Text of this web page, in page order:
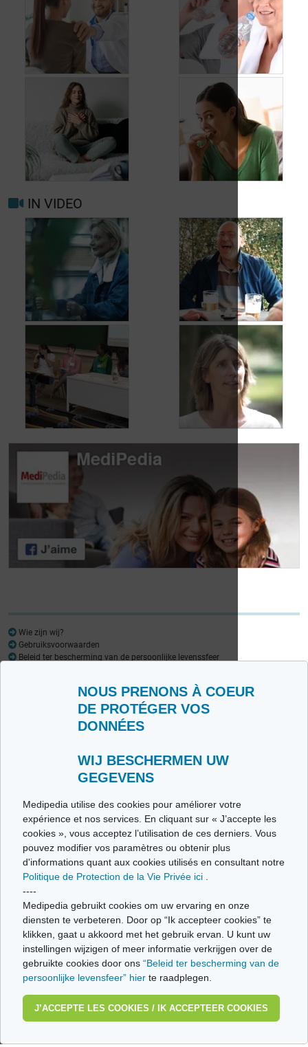
NOUS PRENONS À COEUR
DE PROTÉGER VOS
DONNÉES
WIJ BESCHERMEN UW
GEGEVENS
Medipedia utilise des cookies pour améliorer votre
expérience et nos services. En cliquant sur « J’accepte les
cookies », vous acceptez l’utilisation de ces derniers. Vous
pouvez modifier vos paramètres ou obtenir plus
d'informations quant aux cookies utilisés en consultant notre
Politique de Protection de la Vie Privée ici
----
Medipedia gebruikt cookies om uw ervaring en onze
diensten te verbeteren. Door op “Ik accepteer cookies” te
klikken, gaat u akkoord met het gebruik ervan. U kunt uw
instellingen wijzigen of meer informatie verkrijgen over de
gebruikte cookies door ons “Beleid ter bescherming van de
persoonlijke levensfeer” hier te raadplegen.
J’ACCEPTE LES COOKIES / IK ACCEPTEER COOKIES
Exocriene pancreas-
insufficiëntie
Wanneer opnieuw
uw arts raadplegen
bij migraine of
hoofdpijn?
Hoofdpijn dagelijks
voorkomen
Beter leven met
migraine in het
dagelijks leven
Trigger- en
risicofactoren voor
migraine en
hoofdpijn
IN VIDEO
Carole, 55 jaar,
vond een oplossing
urineverlies
Jean, 58 jaar,
geniet van het leven,
ondanks het feit dat
hij met urineverlies
kampt
Dag van de
Lymfoompatiënten:
Mariangela Fiorente,
ALWB
Lymfoompatiënten:
Prof. Virginie De
Wilde
Wie zijn wij?
Gebruiksvoorwaarden
Beleid ter bescherming van de persoonlijke levenssfeer
Ce site respecte les principes de la charte HON Code.
© Vivio sa, 2014-2026 - Tous droits réservés | Avenue Gustave Demeylaan 57 -
1160 Brussels